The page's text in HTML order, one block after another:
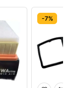
-7%